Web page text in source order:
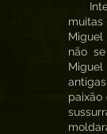
não
paixão